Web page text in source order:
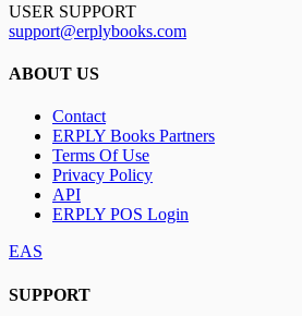
USER SUPPORT
support@erplybooks.com
ABOUT US
Contact
ERPLY Books Partners
Terms Of Use
Privacy Policy
API
ERPLY POS Login
EAS
SUPPORT